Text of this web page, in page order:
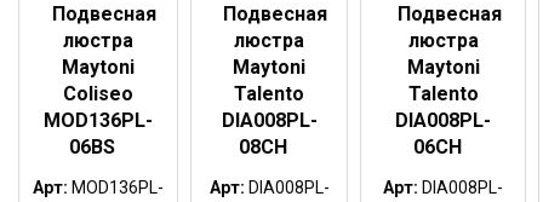
Подвесная
люстра
Maytoni
Coliseo
MOD136PL-
06BS
Арт: MOD136PL-
Подвесная
люстра
Maytoni
Talento
DIA008PL-
08CH
Арт: DIA008PL-
Подвесная
люстра
Maytoni
Talento
DIA008PL-
06CH
Арт: DIA008PL-